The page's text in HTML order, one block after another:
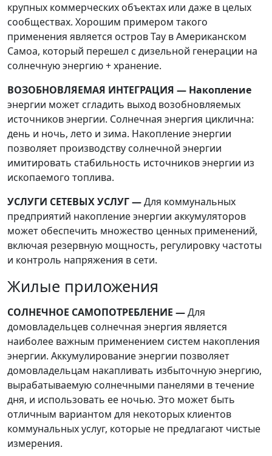
крупных коммерческих объектах или даже в целых
сообществах. Хорошим примером такого
применения является остров Тау в Американском
Самоа, который перешел с дизельной генерации на
солнечную энергию + хранение.
ВОЗОБНОВЛЯЕМАЯ ИНТЕГРАЦИЯ — Накопление
энергии может сгладить выход возобновляемых
источников энергии. Солнечная энергия циклична:
день и ночь, лето и зима. Накопление энергии
позволяет производству солнечной энергии
имитировать стабильность источников энергии из
ископаемого топлива.
УСЛУГИ СЕТЕВЫХ УСЛУГ —Для коммунальных
предприятий накопление энергии аккумуляторов
может обеспечить множество ценных применений,
включая резервную мощность, регулировку частоты
и контроль напряжения в сети.
Жилые приложения
СОЛНЕЧНОЕ САМОПОТРЕБЛЕНИЕ —Для
домовладельцев солнечная энергия является
наиболее важным применением систем накопления
энергии. Аккумулирование энергии позволяет
домовладельцам накапливать избыточную энергию,
вырабатываемую солнечными панелями в течение
дня, и использовать ее ночью. Это может быть
отличным вариантом для некоторых клиентов
коммунальных услуг, которые не предлагают чистые
измерения.